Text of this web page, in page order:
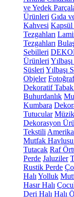
ve Yedek
Ürünleri Gıda
Kahvesi
Tezgahları
Tezgahları
Sebilleri
Ürünleri
Süsleri Yılbaşı
Objeler
Dekoratif
Buhurdanlık
Kumbara
Tutucular
Dekorasyon
Tekstili
Mutfak
Tutacak Raf
Perde Jaluziler
Rustik Perde
Halı Yolluk
Hasır Halı
Deri Halı Halı